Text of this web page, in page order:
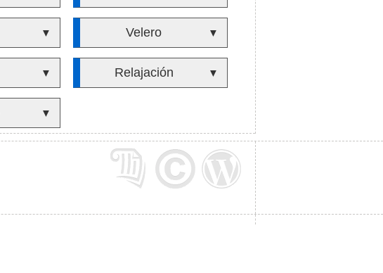
▼ Velero ▼
▼ Relajación ▼
▼